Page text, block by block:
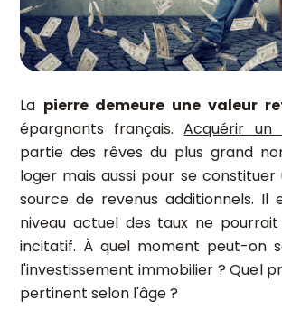
La pierre demeure une valeur
épargnants français.Acquérir un
partie des rêves du plus grand
loger mais aussi pour se constituer
source de revenus additionnels. Il
niveau actuel des taux ne
incitatif. À quel moment peut-on
l'investissement immobilier ? Quel
pertinent selon l'âge ?